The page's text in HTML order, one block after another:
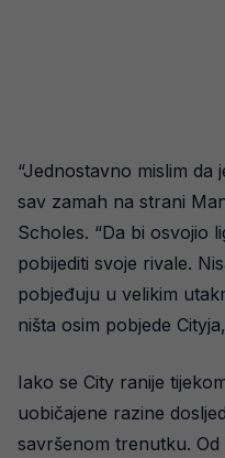
“Jednostavno mislim da
sav zamah na strani
Scholes. “Da bi osvojio
pobijediti svoje rivale.
pobjeđuju u velikim
ništa osim pobjede
Iako se City ranije
uobičajene razine
savršenom trenutku. Od